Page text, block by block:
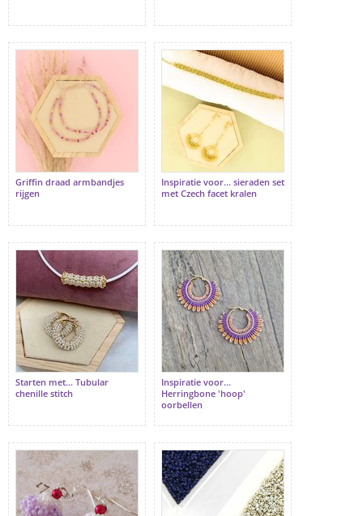
Griffin draad armbandjes
rijgen
Inspiratie voor... sieraden set
met Czech facet kralen
Starten met... Tubular
chenille stitch
Inspiratie voor...
Herringbone 'hoop'
oorbellen